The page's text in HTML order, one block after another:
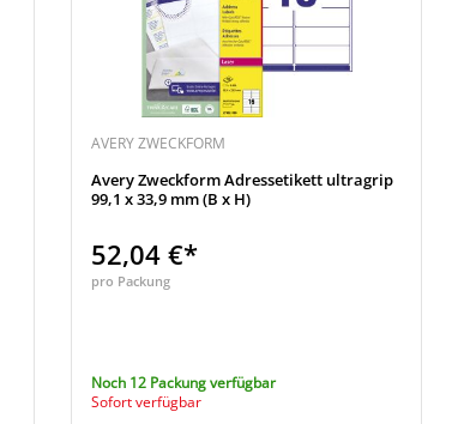
AVERY ZWECKFORM
Avery Zweckform Adressetikett ultragrip
99,1 x 33,9 mm (B x H)
52,04 €*
pro Packung
Noch 12 Packung verfügbar
Sofort verfügbar